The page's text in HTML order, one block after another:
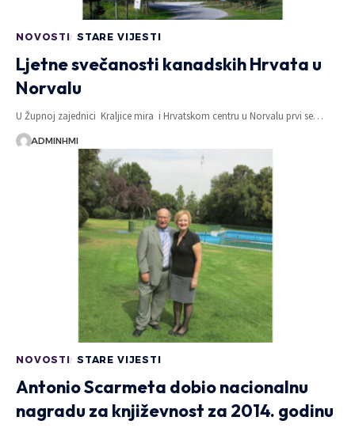
NOVOSTI STARE VIJESTI
Ljetne svečanosti kanadskih Hrvata u
Norvalu
U Župnoj zajednici Kraljice mira i Hrvatskom centru u Norvalu prvi se…
ADMINHMI
NOVOSTI STARE VIJESTI
Antonio Scarmeta dobio nacionalnu
nagradu za književnost za 2014. godinu